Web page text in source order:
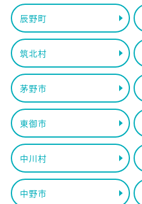
辰野町
筑北村
茅野市
東御市
中川村
中野市